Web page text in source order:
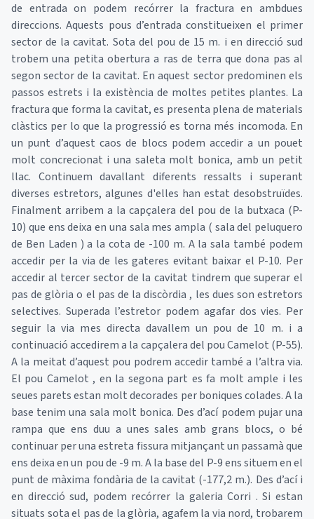
de entrada on podem recórrer la fractura en ambdues
direccions. Aquests pous d’entrada constitueixen el primer
sector de la cavitat. Sota del pou de 15 m. i en direcció sud
trobem una petita obertura a ras de terra que dona pas al
segon sector de la cavitat. En aquest sector predominen els
passos estrets i la existència de moltes petites plantes. La
fractura que forma la cavitat, es presenta plena de materials
clàstics per lo que la progressió es torna més incomoda. En
un punt d’aquest caos de blocs podem accedir a un pouet
molt concrecionat i una saleta molt bonica, amb un petit
llac. Continuem davallant diferents ressalts i superant
diverses estretors, algunes d'elles han estat desobstruïdes.
Finalment arribem a la capçalera del pou de la butxaca (P-
10) que ens deixa en una sala mes ampla ( sala del peluquero
de Ben Laden ) a la cota de -100 m. A la sala també podem
accedir per la via de les gateres evitant baixar el P-10. Per
accedir al tercer sector de la cavitat tindrem que superar el
pas de glòria o el pas de la discòrdia , les dues son estretors
selectives. Superada l’estretor podem agafar dos vies. Per
seguir la via mes directa davallem un pou de 10 m. i a
continuació accedirem a la capçalera del pou Camelot (P-55).
A la meitat d’aquest pou podrem accedir també a l’altra via.
El pou Camelot , en la segona part es fa molt ample i les
seues parets estan molt decorades per boniques colades. A la
base tenim una sala molt bonica. Des d’ací podem pujar una
rampa que ens duu a unes sales amb grans blocs, o bé
continuar per una estreta fissura mitjançant un passamà que
ens deixa en un pou de -9 m. A la base del P-9 ens situem en el
punt de màxima fondària de la cavitat (-177,2 m.). Des d’ací i
en direcció sud, podem recórrer la galeria Corri . Si estan
situats sota el pas de la glòria, agafem la via nord, trobarem